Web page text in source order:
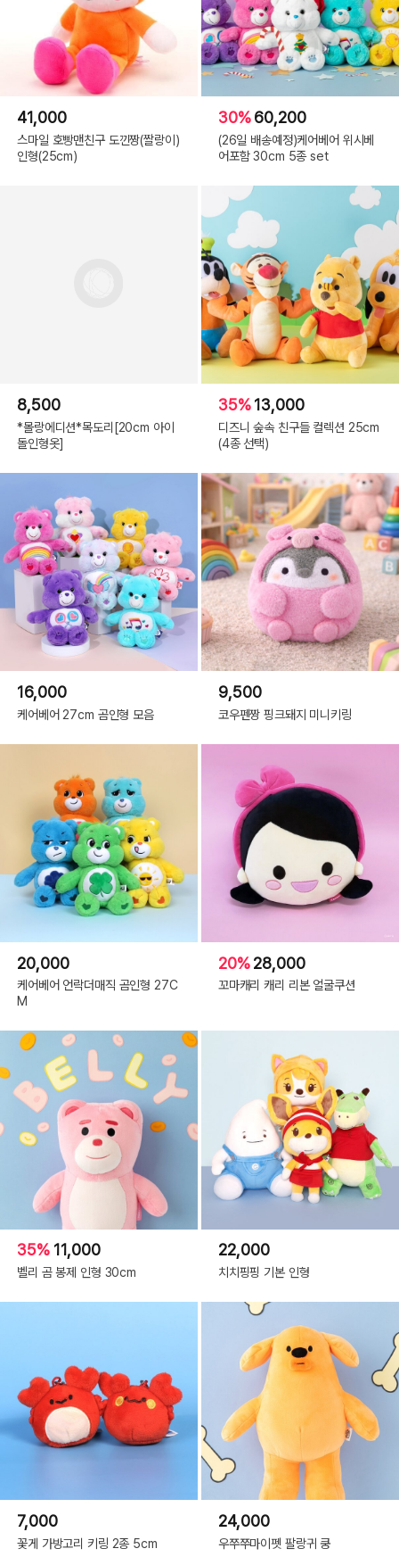
41,000
스마일 호빵맨친구 도낀짱(짤랑이)
인형(25cm)
30%60,200
(26일 배송예정)케어베어 위시베
어포함 30cm 5종 set
8,500
*몰랑에디션*목도리[20cm 아이
돌인형옷]
35%13,000
디즈니 숲속 친구들 컬렉션 25cm
(4종 선택)
16,000
케어베어 27cm 곰인형 모음
9,500
코우펜짱 핑크돼지 미니키링
20,000
케어베어 언락더매직 곰인형 27C
M
20%28,000
꼬마캐리 캐리 리본 얼굴쿠션
35% 11,000
벨리 곰 봉제 인형 30cm
22,000
치치핑핑 기본 인형
7,000
꽃게 가방고리 키링 2종 5cm
24,000
우쭈쭈마이펫 팔랑귀 쿵